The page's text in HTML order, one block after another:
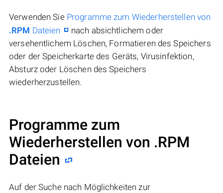
Verwenden Sie Programme zum Wiederherstellen von
.RPM Dateien
nach absichtlichem oder
versehentlichem Löschen, Formatieren des Speichers
oder der Speicherkarte des Geräts, Virusinfektion,
Absturz oder Löschen des Speichers
wiederherzustellen.
Programme zum
Wiederherstellen von .RPM
Dateien
Auf der Suche nach Möglichkeiten zur